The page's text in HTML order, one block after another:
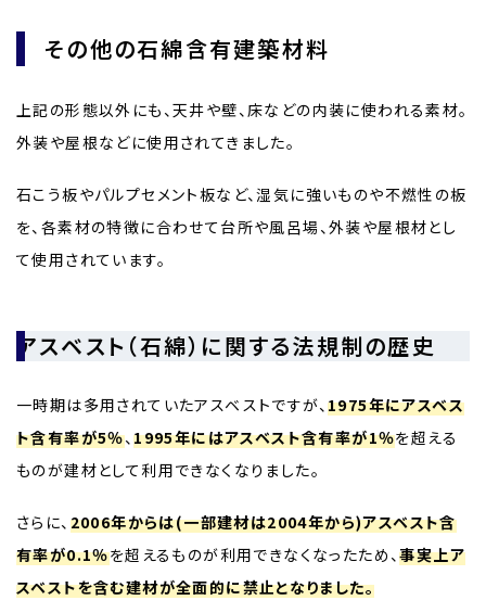
その他の石綿含有建築材料
上記の形態以外にも、天井や壁、床などの内装に使われる素材。
外装や屋根などに使用されてきました。
石こう板やパルプセメント板など、湿気に強いものや不燃性の板
を、各素材の特徴に合わせて台所や風呂場、外装や屋根材とし
て使用されています。
アスベスト（石綿）に関する法規制の歴史
一時期は多用されていたアスベストですが、 1975年にアスベス
ト含有率が5％、1995年にはアスベスト含有率が1％を超える
ものが建材として利用できなくなりました。
さらに、 2006年からは(一部建材は2004年から)アスベスト含
有率が0.1％を超えるものが利用できなくなったため、事実上ア
スベストを含む建材が全面的に禁止となりました。